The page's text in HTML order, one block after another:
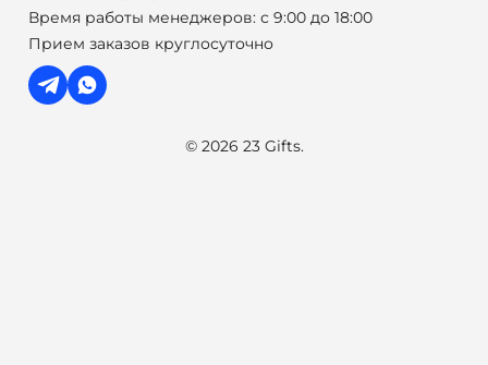
Время работы менеджеров: с 9:00 до 18:00
Прием заказов круглосуточно
© 2026 23 Gifts.